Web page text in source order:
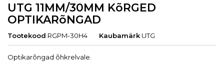
UTG 11MM/30MM KõRGED
OPTIKARõNGAD
Tootekood RGPM-30H4 Kaubamärk UTG
Optikarõngad õhkrelvale.